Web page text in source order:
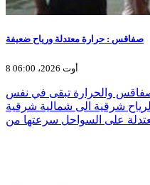
صفاقس : حرارة معتدلة ورياح ضعيفة
8 أوت 2026، 06:00
والحرارة تبقى في نفس
بين 31 و 40 درجة الرياح شرقية الى شمالية شرقية